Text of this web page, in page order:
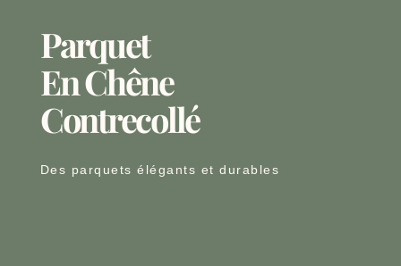
Parquet
En Chêne
Contrecollé
Des parquets élégants et durables